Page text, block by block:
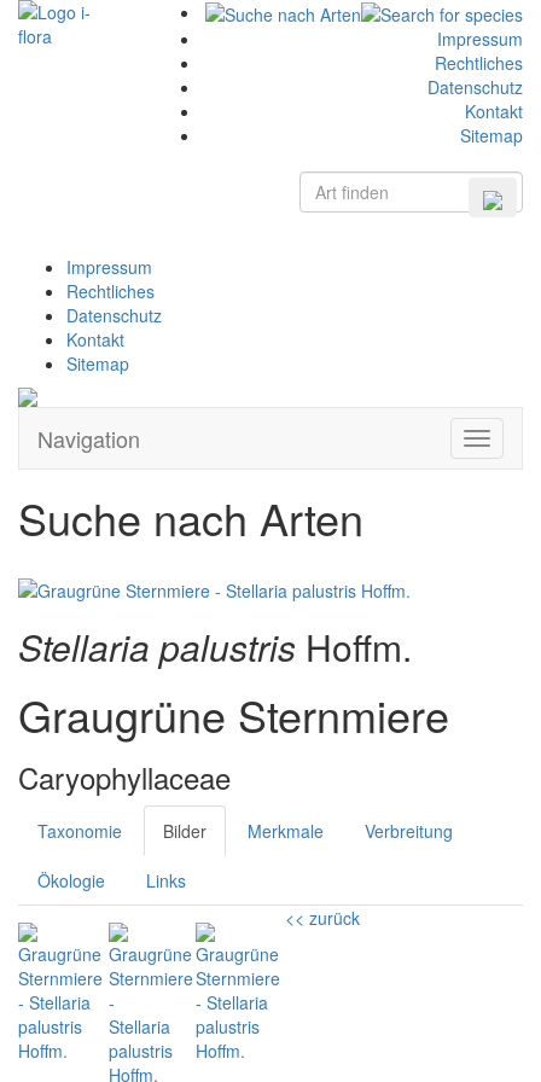
Impressum
Rechtliches
Datenschutz
Kontakt
Sitemap
Impressum
Rechtliches
Datenschutz
Kontakt
Sitemap
Zeige
Navigation
Suche nach Arten
Stellaria palustris Hoffm.
Graugrüne Sternmiere
Caryophyllaceae
Taxonomie Bilder Merkmale Verbreitung
Ökologie
Links
<< zurück